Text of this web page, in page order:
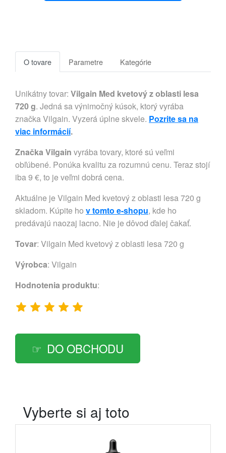
O tovare Parametre Kategórie
Unikátny tovar: Vilgain Med kvetový z oblasti lesa
720 g. Jedná sa výnimočný kúsok, ktorý vyrába
značka Vilgain. Vyzerá úplne skvele. Pozrite sa na
viac informácií.
Značka Vilgain vyrába tovary, ktoré sú veľmi
obľúbené. Ponúka kvalitu za rozumnú cenu. Teraz stojí
iba 9 €, to je veľmi dobrá cena.
Aktuálne je Vilgain Med kvetový z oblasti lesa 720 g
skladom. Kúpite ho v tomto e-shopu, kde ho
predávajú naozaj lacno. Nie je dôvod ďalej čakať.
Tovar: Vilgain Med kvetový z oblasti lesa 720 g
Výrobca: Vilgain
Hodnotenia produktu:
DO OBCHODU
Vyberte si aj toto